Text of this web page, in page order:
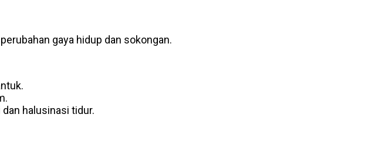
gaya hidup dan sokongan.
halusinasi tidur.